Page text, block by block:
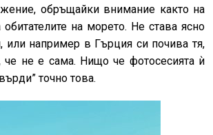
обръщайки внимание както на
обитателите на морето. Не става ясно
или например в Гърция си почива тя,
че не е сама. Нищо че фотосесията ѝ
точно това.